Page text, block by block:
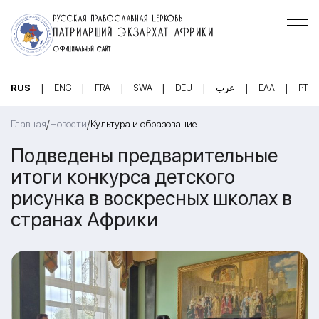
РУССКАЯ ПРАВОСЛАВНАЯ ЦЕРКОВЬ
ПАТРИАРШИЙ ЭКЗАРХАТ АФРИКИ
ОФИЦИАЛЬНЫЙ САЙТ
RUS | ENG | FRA | SWA | DEU | عرب | ΕΛΛ | PT
Главная/Новости/Культура и образование
Подведены предварительные
итоги конкурса детского
рисунка в воскресных школах в
странах Африки